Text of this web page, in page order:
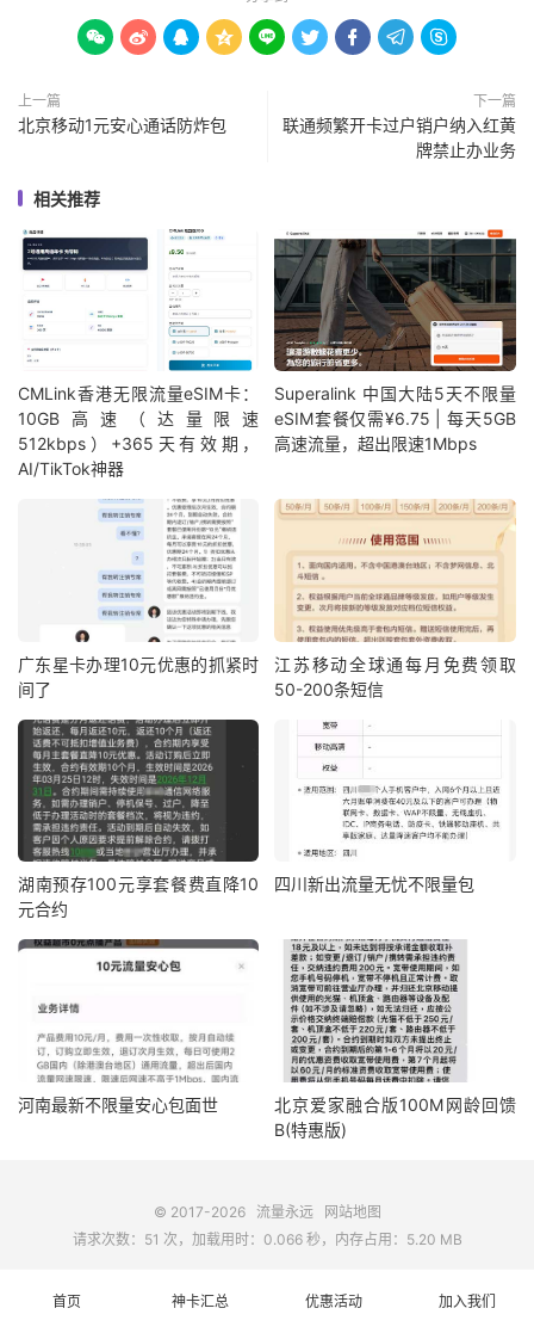
        
上一篇
北京移动1元安心通话防炸包
下一篇
联通频繁开卡过户销户纳入红黄
牌禁止办业务
相关推荐
CMLink香港无限流量eSIM卡：
10GB高速（达量限速
512kbps）+365天有效期，
AI/TikTok神器
Superalink 中国大陆5天不限量
eSIM套餐仅需¥6.75 | 每天5GB
高速流量，超出限速1Mbps
广东星卡办理10元优惠的抓紧时
间了
江苏移动全球通每月免费领取
50-200条短信
湖南预存100元享套餐费直降10
元合约
四川新出流量无忧不限量包
河南最新不限量安心包面世
北京爱家融合版100M网龄回馈
B(特惠版)
首页 神卡汇总 优惠活动 加入我们
© 2017-2026 流量永远
网站地图
请求次数：51 次，加载用时：0.066 秒，内存占用：5.20 MB